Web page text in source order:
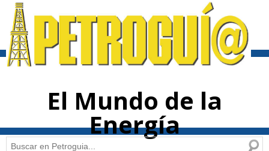
contenido
El Mundo de la
Energía
Buscar